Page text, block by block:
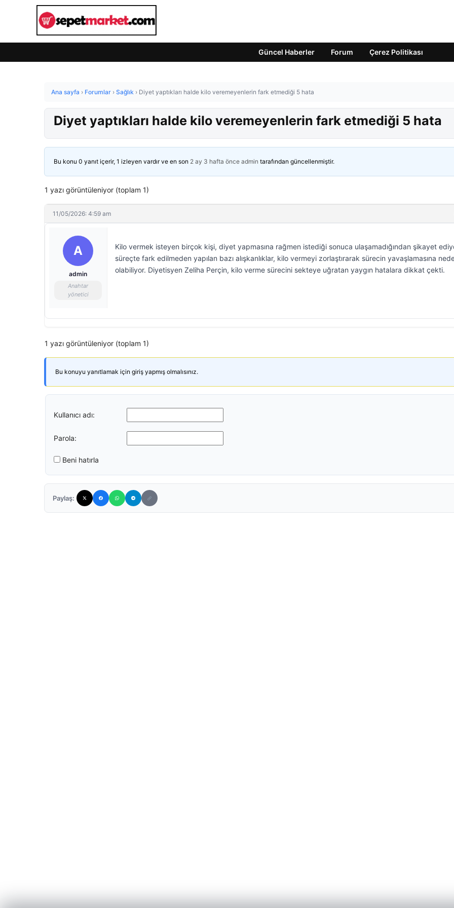
Güncel Haberler Forum Çerez Politikası
Ana sayfa › Forumlar › Sağlık › Diyet yaptıkları halde kilo veremeyenlerin fark etmediği 5 hata
Diyet yaptıkları halde kilo veremeyenlerin fark etmediği 5 hata
Bu konu 0 yanıt içerir, 1 izleyen vardır ve en son 2 ay 3 hafta önce admin tarafından güncellenmiştir.
1 yazı görüntüleniyor (toplam 1)
11/05/2026: 4:59 am
A
admin
Anahtar
yönetici
Kilo vermek isteyen birçok kişi, diyet yapmasına rağmen istediği sonuca ulaşamadığından şikayet
süreçte fark edilmeden yapılan bazı alışkanlıklar, kilo vermeyi zorlaştırarak sürecin yavaşlamasına
olabiliyor. Diyetisyen Zeliha Perçin, kilo verme sürecini sekteye uğratan yaygın hatalara dikkat çekti.
1 yazı görüntüleniyor (toplam 1)
Bu konuyu yanıtlamak için giriş yapmış olmalısınız.
Kullanıcı adı:
Parola:
Beni hatırla
Paylaş: